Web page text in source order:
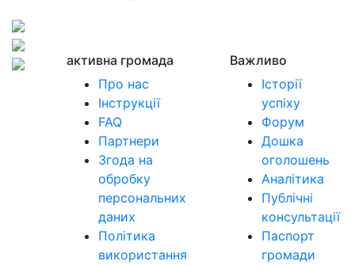
активна громада
Про нас
Інструкції
FAQ
Партнери
Згода на
обробку
персональних
даних
Політика
використання
Важливо
Історії
успіху
Форум
Дошка
оголошень
Аналітика
Публічні
консультації
Паспорт
громади